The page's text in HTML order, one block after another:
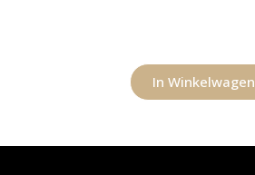
In Winkelwagen